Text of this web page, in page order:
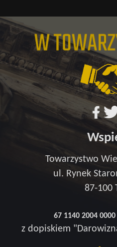
Towarzystwo
ul. Rynek
87-100
67 1140 2004
z dopiskiem